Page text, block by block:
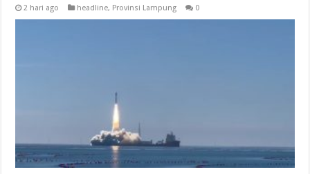
2 hari ago headline, Provinsi Lampung 0